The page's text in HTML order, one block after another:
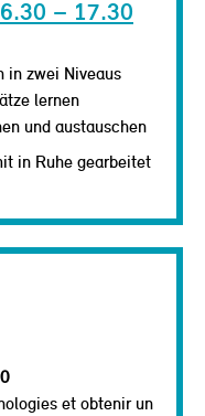
– 17.30
in zwei Niveaus
lernen
und austauschen
in Ruhe gearbeitet
et obtenir un